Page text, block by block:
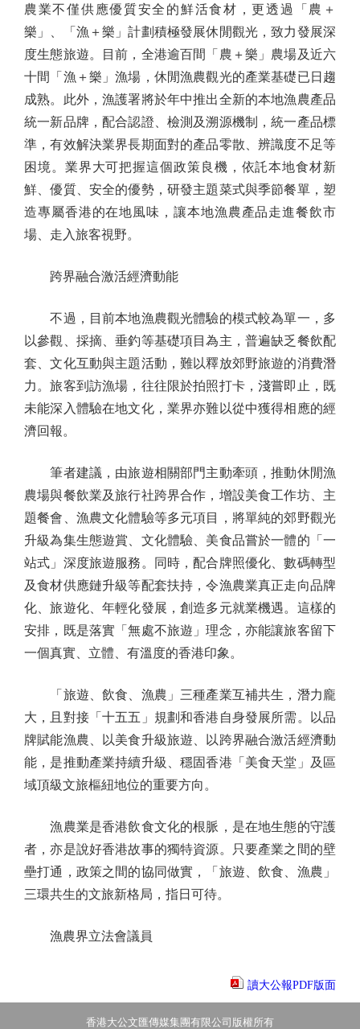
農業不僅供應優質安全的鮮活食材，更透過「農＋
樂」、「漁＋樂」計劃積極發展休閒觀光，致力發展深
度生態旅遊。目前，全港逾百間「農＋樂」農場及近六
十間「漁＋樂」漁場，休閒漁農觀光的產業基礎已日趨
成熟。此外，漁護署將於年中推出全新的本地漁農產品
統一新品牌，配合認證、檢測及溯源機制，統一產品標
準，有效解決業界長期面對的產品零散、辨識度不足等
困境。業界大可把握這個政策良機，依託本地食材新
鮮、優質、安全的優勢，研發主題菜式與季節餐單，塑
造專屬香港的在地風味，讓本地漁農產品走進餐飲市
場、走入旅客視野。
跨界融合激活經濟動能
不過，目前本地漁農觀光體驗的模式較為單一，多
以參觀、採摘、垂釣等基礎項目為主，普遍缺乏餐飲配
套、文化互動與主題活動，難以釋放郊野旅遊的消費潛
力。旅客到訪漁場，往往限於拍照打卡，淺嘗即止，既
未能深入體驗在地文化，業界亦難以從中獲得相應的經
濟回報。
筆者建議，由旅遊相關部門主動牽頭，推動休閒漁
農場與餐飲業及旅行社跨界合作，增設美食工作坊、主
題餐會、漁農文化體驗等多元項目，將單純的郊野觀光
升級為集生態遊賞、文化體驗、美食品嘗於一體的「一
站式」深度旅遊服務。同時，配合牌照優化、數碼轉型
及食材供應鏈升級等配套扶持，令漁農業真正走向品牌
化、旅遊化、年輕化發展，創造多元就業機遇。這樣的
安排，既是落實「無處不旅遊」理念，亦能讓旅客留下
一個真實、立體、有溫度的香港印象。
「旅遊、飲食、漁農」三種產業互補共生，潛力龐
大，且對接「十五五」規劃和香港自身發展所需。以品
牌賦能漁農、以美食升級旅遊、以跨界融合激活經濟動
能，是推動產業持續升級、穩固香港「美食天堂」及區
域頂級文旅樞紐地位的重要方向。
漁農業是香港飲食文化的根脈，是在地生態的守護
者，亦是說好香港故事的獨特資源。只要產業之間的壁
壘打通，政策之間的協同做實，「旅遊、飲食、漁農」
三環共生的文旅新格局，指日可待。
漁農界立法會議員
讀大公報PDF版面
香港大公文匯傳媒集團有限公司版權所有